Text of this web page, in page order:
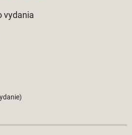
vydania